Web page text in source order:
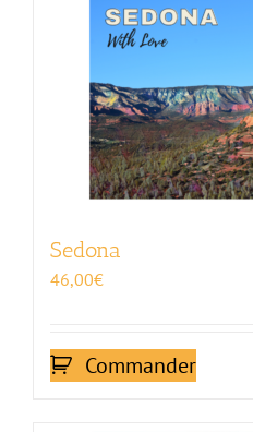
Sedona
46,00€
Commander